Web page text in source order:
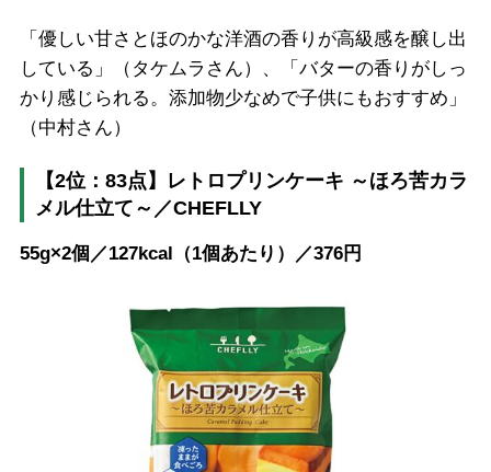
「優しい甘さとほのかな洋酒の香りが高級感を醸し出
している」（タケムラさん）、「バターの香りがしっ
かり感じられる。添加物少なめで子供にもおすすめ」
（中村さん）
【2位：83点】レトロプリンケーキ ～ほろ苦カラ
メル仕立て～／CHEFLLY
55g×2個／127kcal（1個あたり）／376円